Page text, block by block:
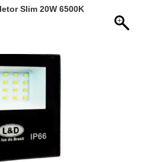
Slim 20W 6500K